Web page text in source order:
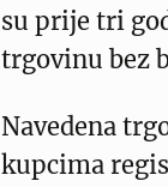
su prije tri
trgovinu bez
Navedena
kupcima